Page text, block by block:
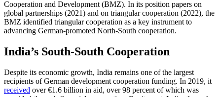
Cooperation and Devel­opment (BMZ). In its position papers on
global partnerships (2021) and on tri­an­gular cooperation (2022), the
BMZ identified tri­angular cooperation as a key instrument to
advancing German-promoted North-South cooperation.
India’s South-South Cooperation
Despite its economic growth, India remains one of the largest
recipients of German devel­opment cooperation funding. In 2019, it
received over €1.6 billion in aid, over 98 percent of which was